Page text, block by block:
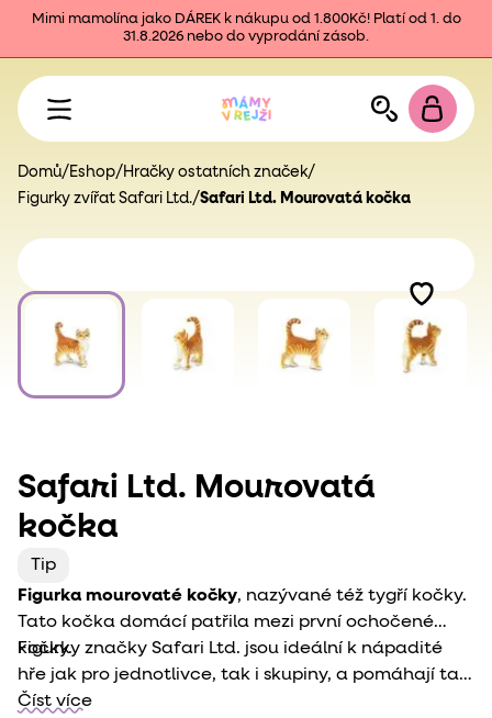
Mimi mamolína jako DÁREK k nákupu od 1.800Kč! Platí od 1. do
31.8.2026 nebo do vyprodání zásob.
Domů/ Eshop/ Hračky ostatních značek/
Figurky zvířat Safari Ltd./Safari Ltd. Mourovatá kočka
Safari Ltd. Mourovatá
kočka
Tip
Figurka mourovaté kočky, nazývané též tygří kočky.
Tato kočka domácí patřila mezi první ochočené
kočky.
Figurky značky Safari Ltd. jsou ideální k nápadité
hře jak pro jednotlivce, tak i skupiny, a pomáhají tak
dětem hrát si kreativně doma i na cestách. Využít je
Číst více